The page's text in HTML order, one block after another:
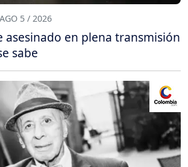
5 / 2026
en plena transmisión
sabe